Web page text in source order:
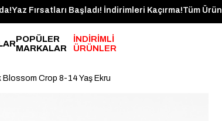
Kargoda! Yaz Fırsatları Başladı! İndirimleri Kaçırma!
POPÜLER
MARKALAR
İNDİRİMLİ
ÜRÜNLER
Blossom Crop 8-14 Yaş Ekru